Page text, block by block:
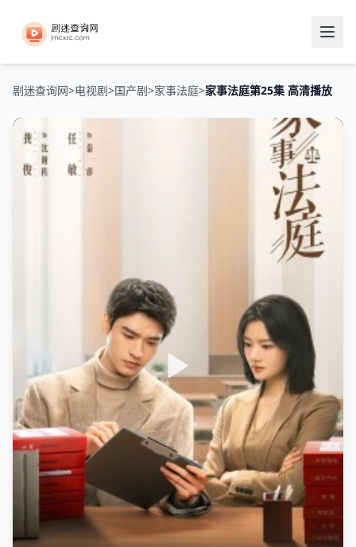
剧迷查询网>电视剧>国产剧>家事法庭>家事法庭第25集 高清播放